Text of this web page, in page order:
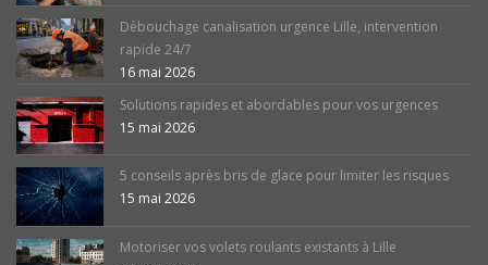
Débouchage canalisation urgence Lille, intervention
rapide 24/7
16 mai 2026
Solutions rapides et abordables pour vos urgences
15 mai 2026
5 conseils après bris de glace pour limiter les risques
15 mai 2026
Motoriser vos volets roulants existants à Lille